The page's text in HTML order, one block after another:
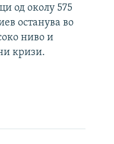
од околу 575
останува во
ниво и
кризи.